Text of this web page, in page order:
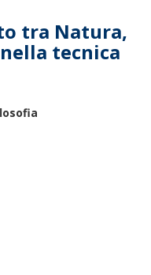
tra Natura,
tecnica